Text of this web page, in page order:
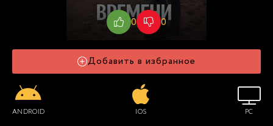
0 0
Добавить в избранное
ANDROID IOS PC